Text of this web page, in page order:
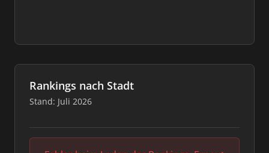
Rankings nach Stadt
Stand: Juli 2026